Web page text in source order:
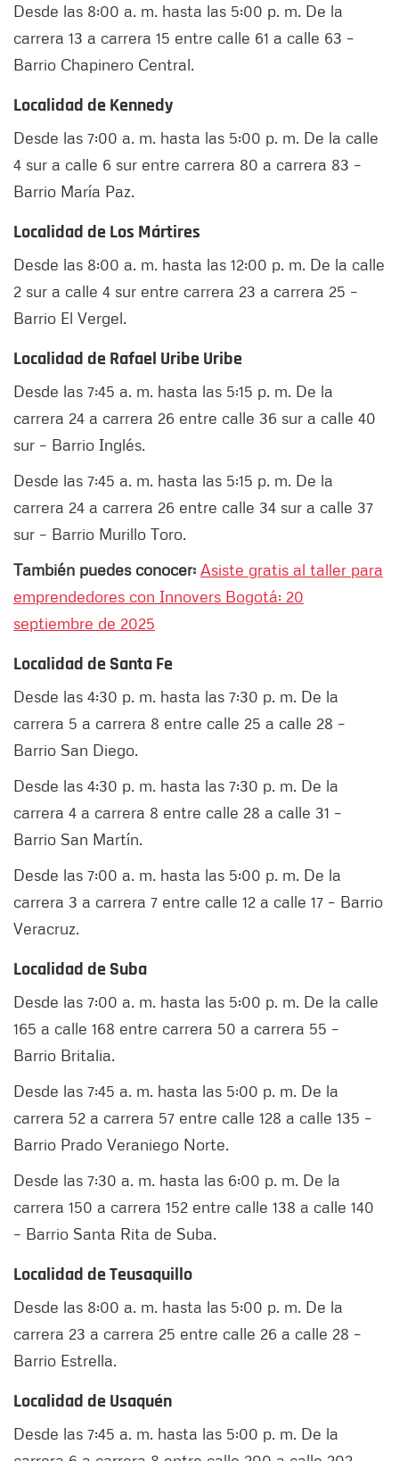
Desde las 8:00 a. m. hasta las 5:00 p. m. De la
carrera 13 a carrera 15 entre calle 61 a calle 63 –
Barrio Chapinero Central.
Localidad de Kennedy
Desde las 7:00 a. m. hasta las 5:00 p. m. De la calle
4 sur a calle 6 sur entre carrera 80 a carrera 83 –
Barrio María Paz.
Localidad de Los Mártires
Desde las 8:00 a. m. hasta las 12:00 p. m. De la calle
2 sur a calle 4 sur entre carrera 23 a carrera 25 –
Barrio El Vergel.
Localidad de Rafael Uribe Uribe
Desde las 7:45 a. m. hasta las 5:15 p. m. De la
carrera 24 a carrera 26 entre calle 36 sur a calle 40
sur – Barrio Inglés.
Desde las 7:45 a. m. hasta las 5:15 p. m. De la
carrera 24 a carrera 26 entre calle 34 sur a calle 37
sur – Barrio Murillo Toro.
También puedes conocer: Asiste gratis al taller para
emprendedores con Innovers Bogotá: 20
septiembre de 2025
Localidad de Santa Fe
Desde las 4:30 p. m. hasta las 7:30 p. m. De la
carrera 5 a carrera 8 entre calle 25 a calle 28 –
Barrio San Diego.
Desde las 4:30 p. m. hasta las 7:30 p. m. De la
carrera 4 a carrera 8 entre calle 28 a calle 31 –
Barrio San Martín.
Desde las 7:00 a. m. hasta las 5:00 p. m. De la
carrera 3 a carrera 7 entre calle 12 a calle 17 – Barrio
Veracruz.
Localidad de Suba
Desde las 7:00 a. m. hasta las 5:00 p. m. De la calle
165 a calle 168 entre carrera 50 a carrera 55 –
Barrio Britalia.
Desde las 7:45 a. m. hasta las 5:00 p. m. De la
carrera 52 a carrera 57 entre calle 128 a calle 135 –
Barrio Prado Veraniego Norte.
Desde las 7:30 a. m. hasta las 6:00 p. m. De la
carrera 150 a carrera 152 entre calle 138 a calle 140
– Barrio Santa Rita de Suba.
Localidad de Teusaquillo
Desde las 8:00 a. m. hasta las 5:00 p. m. De la
carrera 23 a carrera 25 entre calle 26 a calle 28 –
Barrio Estrella.
Localidad de Usaquén
Desde las 7:45 a. m. hasta las 5:00 p. m. De la